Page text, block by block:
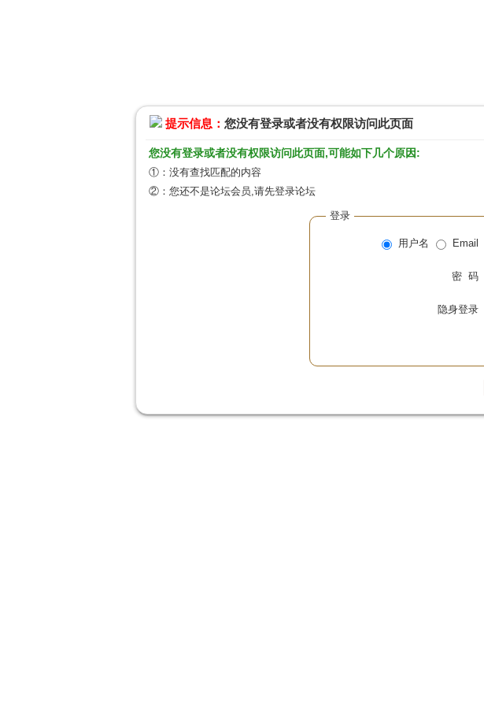
提示信息： 您没有登录或者没有权限访问此页面
您没有登录或者没有权限访问此页面,可能如下几个原因:
①：没有查找匹配的内容
②：您还不是论坛会员,请先登录论坛
登录
用户名 Email
密 码
隐身登录